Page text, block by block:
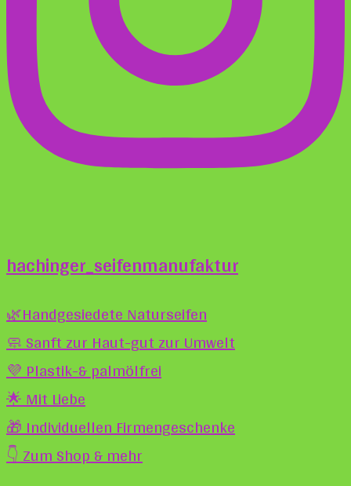
hachinger_seifenmanufaktur
🌿Handgesiedete Naturseifen
🧼 Sanft zur Haut-gut zur Umwelt
💜 Plastik-& palmölfrei
🌟 Mit Liebe
🎁 Individuellen Firmengeschenke
👇 Zum Shop & mehr